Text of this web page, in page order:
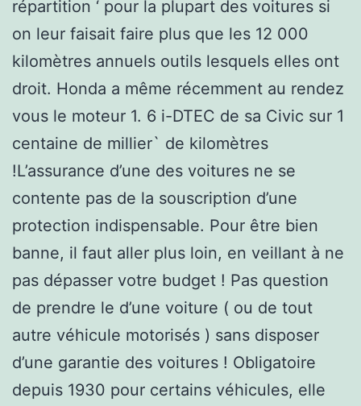
répartition ‘ pour la plupart des voitures si
on leur faisait faire plus que les 12 000
kilomètres annuels outils lesquels elles ont
droit. Honda a même récemment au rendez
vous le moteur 1. 6 i-DTEC de sa Civic sur 1
centaine de millier` de kilomètres
!L’assurance d’une des voitures ne se
contente pas de la souscription d’une
protection indispensable. Pour être bien
banne, il faut aller plus loin, en veillant à ne
pas dépasser votre budget ! Pas question
de prendre le d’une voiture ( ou de tout
autre véhicule motorisés ) sans disposer
d’une garantie des voitures ! Obligatoire
depuis 1930 pour certains véhicules, elle